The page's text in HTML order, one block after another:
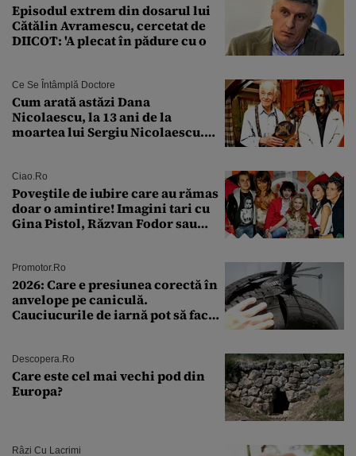
Episodul extrem din dosarul lui
Cătălin Avramescu, cercetat de
DIICOT: 'A plecat în pădure cu o
Ce Se Întâmplă Doctore
Cum arată astăzi Dana
Nicolaescu, la 13 ani de la
moartea lui Sergiu Nicolaescu.
Ciao.ro
Poveştile de iubire care au rămas
doar o amintire! Imagini tari cu
Gina Pistol, Răzvan Fodor sau
Promotor.ro
2026: Care e presiunea corectă în
anvelope pe caniculă.
Cauciucurile de iarnă pot să facă
Descopera.ro
Care este cel mai vechi pod din
Europa?
Râzi Cu Lacrimi